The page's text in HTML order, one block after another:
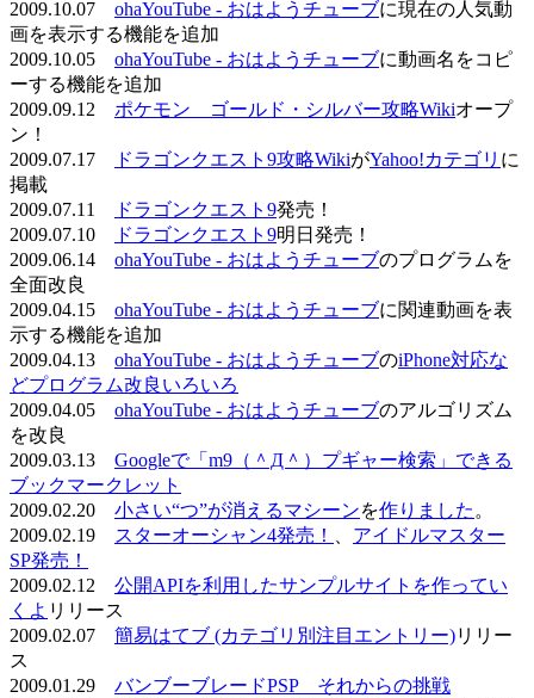
2009.10.07 ohaYouTube - おはようチューブに現在の人気動
画を表示する機能を追加
2009.10.05 ohaYouTube - おはようチューブに動画名をコピ
ーする機能を追加
2009.09.12 ポケモン ゴールド・シルバー攻略Wikiオープ
ン！
2009.07.17
ドラゴンクエスト9攻略WikiがYahoo!カテゴリ に
掲載
2009.07.11
ドラゴンクエスト9発売！
2009.07.10
ドラゴンクエスト9明日発売！
2009.06.14 ohaYouTube - おはようチューブのプログラムを
全面改良
2009.04.15 ohaYouTube - おはようチューブに関連動画を表
示する機能を追加
2009.04.13 ohaYouTube - おはようチューブのiPhone対応な
どプログラム改良いろいろ
2009.04.05 ohaYouTube - おはようチューブのアルゴリズム
を改良
2009.03.13 Googleで「m9（＾Д＾）プギャー検索」できる
ブックマークレット
2009.02.20 小さい“つ”が消えるマシーンを作りました 。
2009.02.19
スターオーシャン4発売！
アイドルマスター
SP発売！
2009.02.12 公開APIを利用したサンプルサイトを作ってい
くよ リリース
2009.02.07 簡易はてブ (カテゴリ別注目エントリー)リリー
ス
2009.01.29 バンブーブレードPSP それからの挑戦